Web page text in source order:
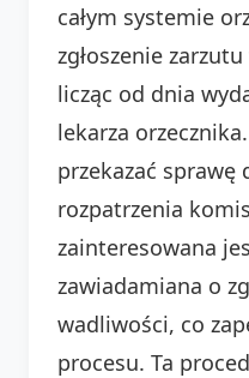
całym systemie
zgłoszenie
licząc od dnia
lekarza
przekazać sprawę
rozpatrzenia
zainteresowana
zawiadamiana o
wadliwości, co
procesu. Ta